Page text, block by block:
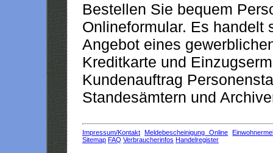
Bestellen Sie bequem
Onlineformular. Es handelt
Angebot eines
Kreditkarte und
Kundenauftrag
Standesämtern und
Impressum/Kontakt Meldebescheinigung Online
Sitemap FAQ Verbraucherinfos Handelregister